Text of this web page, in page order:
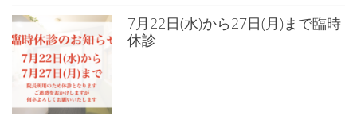
7月22日(水)から27日(月)まで臨時
休診